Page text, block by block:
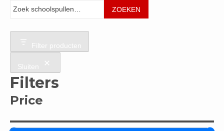
Zoeken
ZOEKEN
Filter producten
Sluiten
Filters
Price